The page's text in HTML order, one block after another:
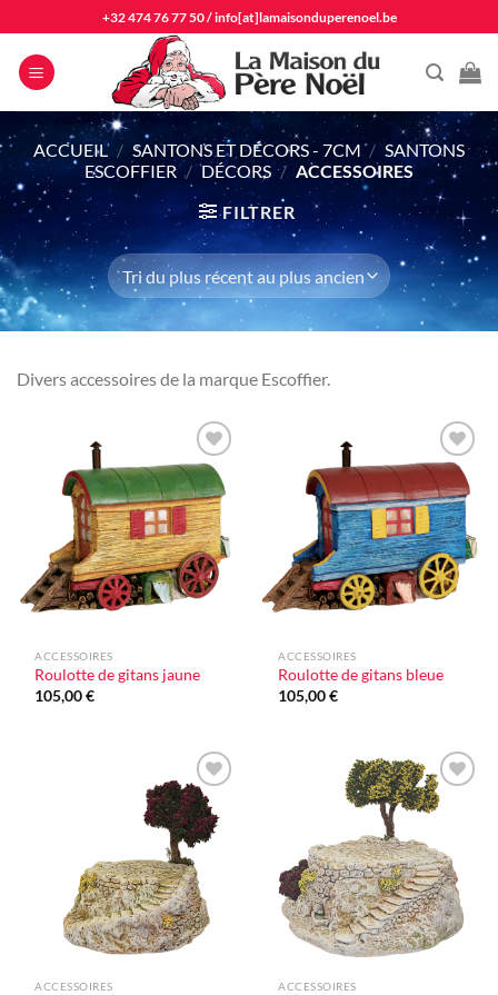
au
contenu
+32 474 76 77 50/info[at]lamaisonduperenoel.be
ACCUEIL / SANTONS ET DÉCORS - 7CM / SANTONS
ESCOFFIER / DÉCORS / ACCESSOIRES
FILTRER
Divers accessoires de la marque Escoffier.
Ajouter
à la liste
d'envie
ACCESSOIRES
Roulotte de gitans jaune
105,00€
Ajouter
à la liste
d'envie
ACCESSOIRES
Roulotte de gitans bleue
105,00€
Ajouter
à la liste
d'envie
ACCESSOIRES
Ajouter
à la liste
ACCESSOIRES